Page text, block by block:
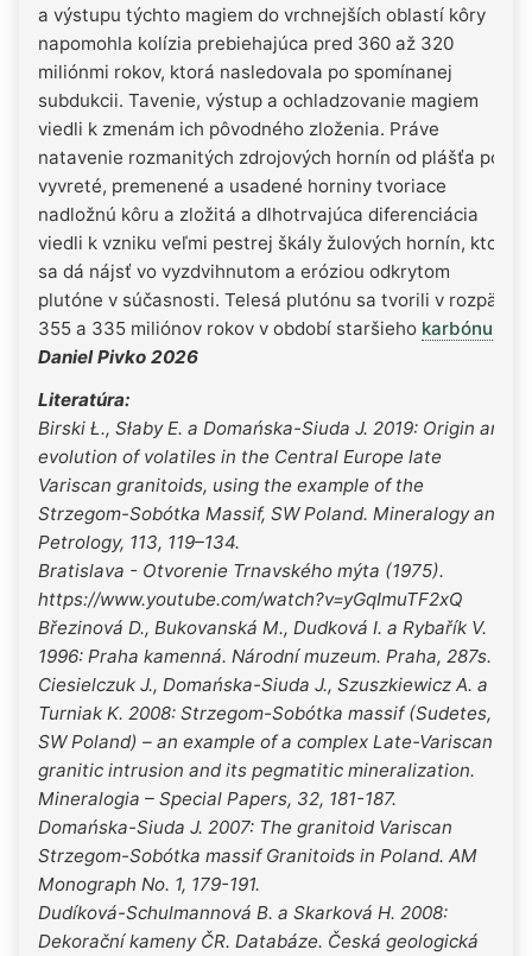
a výstupu týchto magiem do vrchnejších oblastí kôry
napomohla kolízia prebiehajúca pred 360 až 320
miliónmi rokov, ktorá nasledovala po spomínanej
subdukcii. Tavenie, výstup a ochladzovanie magiem
viedli k zmenám ich pôvodného zloženia. Práve
natavenie rozmanitých zdrojových hornín od plášťa po
vyvreté, premenené a usadené horniny tvoriace
nadložnú kôru a zložitá a dlhotrvajúca diferenciácia
viedli k vzniku veľmi pestrej škály žulových hornín, ktorú
sa dá nájsť vo vyzdvihnutom a eróziou odkrytom
plutóne v súčasnosti. Telesá plutónu sa tvorili v rozpätí
355 a 335 miliónov rokov v období staršieho karbónu
Daniel Pivko 2026
Literatúra:
Birski Ł., Słaby E. a Domańska-Siuda J. 2019: Origin and
evolution of volatiles in the Central Europe late
Variscan granitoids, using the example of the
Strzegom-Sobótka Massif, SW Poland. Mineralogy and
Petrology, 113, 119–134.
Bratislava - Otvorenie Trnavského mýta (1975).
https://www.youtube.com/watch?v=yGqImuTF2xQ
Březinová D., Bukovanská M., Dudková I. a Rybařík V.
1996: Praha kamenná. Národní muzeum. Praha, 287s.
Ciesielczuk J., Domańska-Siuda J., Szuszkiewicz A. a
Turniak K. 2008: Strzegom-Sobótka massif (Sudetes,
SW Poland) – an example of a complex Late-Variscan
granitic intrusion and its pegmatitic mineralization.
Mineralogia – Special Papers, 32, 181-187.
Domańska-Siuda J. 2007: The granitoid Variscan
Strzegom-Sobótka massif Granitoids in Poland. AM
Monograph No. 1, 179-191.
Dudíková-Schulmannová B. a Skarková H. 2008:
Dekorační kameny ČR. Databáze. Česká geologická